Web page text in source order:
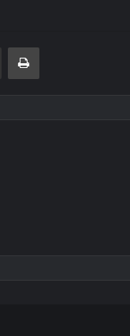
E-Posta ile paylaş Yazdır